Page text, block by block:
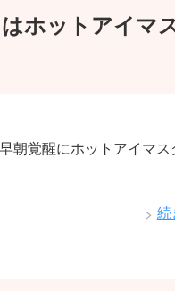
ホットアイマ
朝覚醒にホットアイマス
続